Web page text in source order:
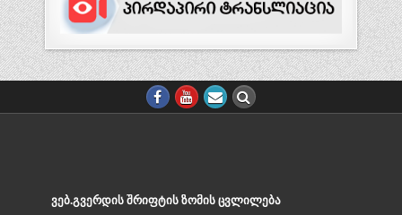
ᲕᲔᲑ.ᲒᲕᲔᲠᲓᲘᲡ ᲨᲠᲘᲤᲢᲘᲡ ᲖᲝᲛᲘᲡ ᲪᲕᲚᲘᲚᲔᲑᲐ